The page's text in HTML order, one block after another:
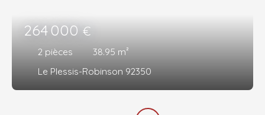
264 000€
2 pièces 38.95 m²
Le Plessis-Robinson 92350